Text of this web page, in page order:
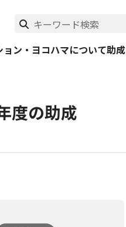
ョン・ヨコハマについて助成
度の助成